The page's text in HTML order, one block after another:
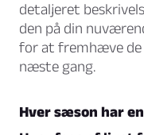
detaljeret
den på din
for at fremhæve de
næste gang.
Hver sæson har